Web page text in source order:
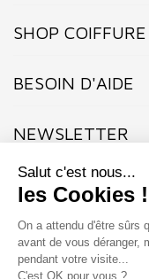
SHOP COIFFURE
BESOIN D'AIDE
NEWSLETTER
Inscrivez-vous dès
exclusivité nos offres
Site protégé par reCAPTCHA.